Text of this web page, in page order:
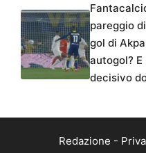
pareggio
gol di
autogol?
decisivo
Redazione -